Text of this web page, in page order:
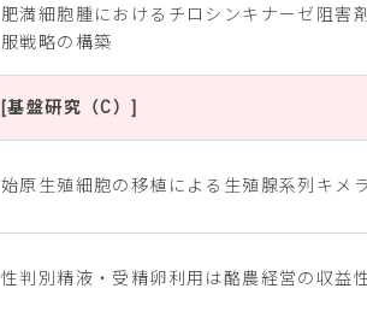
肥満細胞腫におけるチロシンキナーゼ阻害
服戦略の構築
[基盤研究（C）]
始原生殖細胞の移植による生殖腺系列キメ
性判別精液・受精卵利用は酪農経営の収益